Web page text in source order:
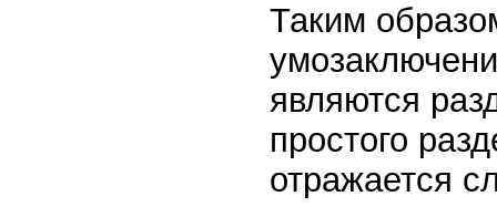
Таким
являются
простого
отражается